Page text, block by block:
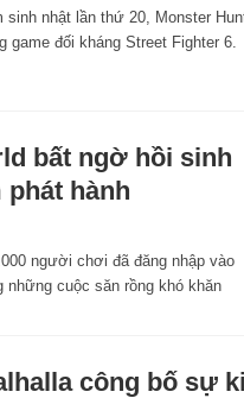
sinh nhật lần thứ 20, Monster
game đối kháng Street Fighter 6.
bất ngờ hồi sinh
phát hành
người chơi đã đăng nhập vào
những cuộc săn rồng khó khăn
công bố sự